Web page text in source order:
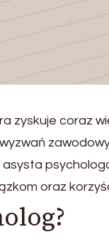
zyskuje coraz
oraz